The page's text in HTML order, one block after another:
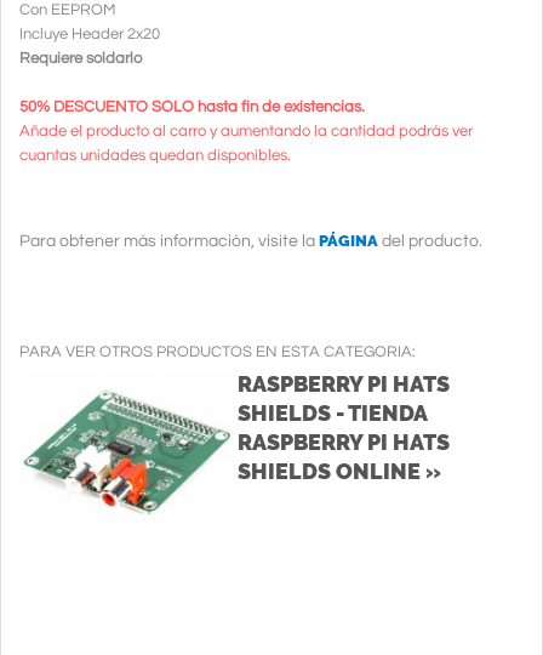
Con EEPROM
Incluye Header 2x20
Requiere soldarlo
50% DESCUENTO SOLO hasta fin de existencias.
Añade el producto al carro y aumentando la cantidad podrás ver
cuantas unidades quedan disponibles.
Para obtener más información, visite la PÁGINA del producto.
PARA VER OTROS PRODUCTOS EN ESTA CATEGORIA:
RASPBERRY PI HATS
SHIELDS - TIENDA
RASPBERRY PI HATS
SHIELDS ONLINE »